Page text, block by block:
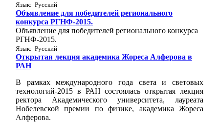
Язык: Русский
Объявление для победителей регионального
конкурса РГНФ-2015.
Объявление для победителей регионального конкурса
РГНФ-2015.
Язык: Русский
Открытая лекция академика Жореса Алферова в
РАН
В рамках международного года света и световых
технологий-2015 в РАН состоялась открытая лекция
ректора Академического университета, лауреата
Нобелевской премии по физике, академика Жореса
Алферова.